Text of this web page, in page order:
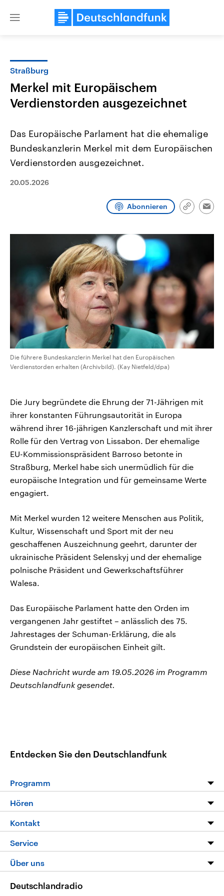
Close
2026
September 2026 einen neuen
Wahlprogramme, aktuelle Berichte
und Hintergründe zu den Parteien
und Kandidaten der anstehenden
Wirtschaftlich und
gehören die Vereinigten
den mächtigsten Ländern
Programm Podcasts
Audio-Archiv
Straßburg
Merkel mit Europäischem
Verdienstorden ausgezeichnet
Das Europäische Parlament hat die ehemalige
Bundeskanzlerin Merkel mit dem Europäischen
Verdienstorden ausgezeichnet.
20.05.2026
Abonnieren
Link
Die führere Bundeskanzlerin Merkel hat den Europäischen
Verdienstorden erhalten (Archivbild). (Kay Nietfeld/dpa)
Die Jury begründete die Ehrung der 71-Jährigen mit
ihrer konstanten Führungsautorität in Europa
während ihrer 16-jährigen Kanzlerschaft und mit ihrer
Rolle für den Vertrag von Lissabon. Der ehemalige
EU-Kommissionspräsident Barroso betonte in
Straßburg, Merkel habe sich unermüdlich für die
europäische Integration und für gemeinsame Werte
engagiert.
Mit Merkel wurden 12 weitere Menschen aus Politik,
Kultur, Wissenschaft und Sport mit der neu
geschaffenen Auszeichnung geehrt, darunter der
ukrainische Präsident Selenskyj und der ehemalige
polnische Präsident und Gewerkschaftsführer
Walesa.
Das Europäische Parlament hatte den Orden im
vergangenen Jahr gestiftet – anlässlich des 75.
Jahrestages der Schuman-Erklärung, die als
Grundstein der europäischen Einheit gilt.
Diese Nachricht wurde am 19.05.2026 im Programm
Deutschlandfunk gesendet.
Entdecken Sie den Deutschlandfunk
Programm
Programm
Die Nachrichten
Nachrichtenleicht
Neue Beiträge auf dlf.de
Hören
Livestream
Podcasts
Deutschlandfunk App
Nachrichten App
Kontakt
Hörerservice
Service
FAQ
Veranstaltungen
Über uns
Deutschlandradio